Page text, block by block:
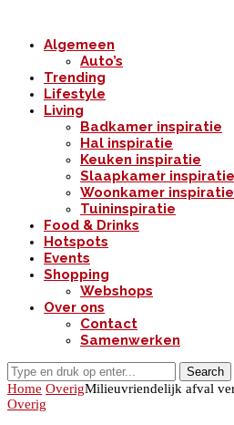
Algemeen
Auto’s
Trending
Lifestyle
Living
Badkamer inspiratie
Hal inspiratie
Keuken inspiratie
Slaapkamer inspiratie
Woonkamer inspiratie
Tuininspiratie
Food & Drinks
Hotspots
Events
Shopping
Webshops
Over ons
Contact
Samenwerken
Search
Home OverigMilieuvriendelijk afval
Overig